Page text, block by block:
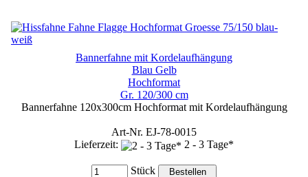
Bannerfahne mit Kordelaufhängung
Blau Gelb
Hochformat
Gr. 120/300 cm
Bannerfahne 120x300cm Hochformat mit Kordelaufhängung
Art-Nr. EJ-78-0015
Lieferzeit:
2 - 3 Tage*
Stück